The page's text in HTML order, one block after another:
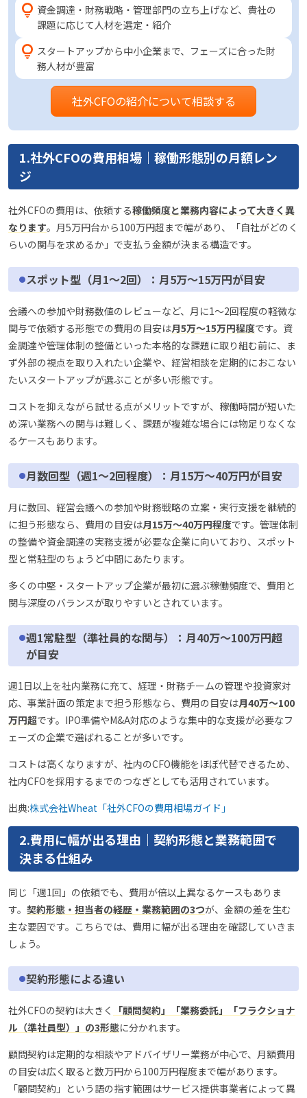
資金調達・財務戦略・管理部門の立ち上げなど、貴社の
課題に応じて人材を選定・紹介
スタートアップから中小企業まで、フェーズに合った財
務人材が豊富
社外CFOの紹介について相談する
1.社外CFOの費用相場｜稼働形態別の月額レン
ジ
社外CFOの費用は、依頼する稼働頻度と業務内容によって大きく異
なります。月5万円台から100万円超まで幅があり、「自社がどのく
らいの関与を求めるか」で支払う金額が決まる構造です。
スポット型（月1〜2回）：月5万〜15万円が目安
会議への参加や財務数値のレビューなど、月に1〜2回程度の軽微な
関与で依頼する形態での費用の目安は月5万〜15万円程度です。資
金調達や管理体制の整備といった本格的な課題に取り組む前に、ま
ず外部の視点を取り入れたい企業や、経営相談を定期的におこない
たいスタートアップが選ぶことが多い形態です。
コストを抑えながら試せる点がメリットですが、稼働時間が短いた
め深い業務への関与は難しく、課題が複雑な場合には物足りなくな
るケースもあります。
月数回型（週1〜2回程度）：月15万〜40万円が目安
月に数回、経営会議への参加や財務戦略の立案・実行支援を継続的
に担う形態なら、費用の目安は月15万〜40万円程度です。管理体制
の整備や資金調達の実務支援が必要な企業に向いており、スポット
型と常駐型のちょうど中間にあたります。
多くの中堅・スタートアップ企業が最初に選ぶ稼働頻度で、費用と
関与深度のバランスが取りやすいとされています。
週1常駐型（準社員的な関与）：月40万〜100万円超
が目安
週1日以上を社内業務に充て、経理・財務チームの管理や投資家対
応、事業計画の策定まで担う形態なら、費用の目安は月40万〜100
万円超です。IPO準備やM&A対応のような集中的な支援が必要なフ
ェーズの企業で選ばれることが多いです。
コストは高くなりますが、社内のCFO機能をほぼ代替できるため、
社内CFOを採用するまでのつなぎとしても活用されています。
出典:株式会社Wheat「社外CFOの費用相場ガイド」
2.費用に幅が出る理由｜契約形態と業務範囲で
決まる仕組み
同じ「週1回」の依頼でも、費用が倍以上異なるケースもありま
す。 契約形態・担当者の経歴・業務範囲の3つが、金額の差を生む
主な要因です。こちらでは、費用に幅が出る理由を確認していきま
しょう。
契約形態による違い
社外CFOの契約は大きく
「顧問契約」「業務委託」「フラクショナ
ル（準社員型）」の3形態に分かれます。
顧問契約は定期的な相談やアドバイザリー業務が中心で、月額費用
の目安は広く取ると数万円から100万円程度まで幅があります。
「顧問契約」という語の指す範囲はサービス提供事業者によって異